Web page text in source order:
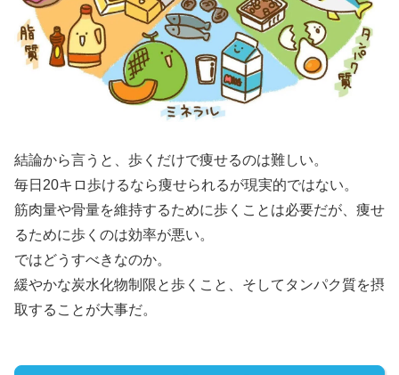
結論から言うと、歩くだけで痩せるのは難しい。
毎日20キロ歩けるなら痩せられるが現実的ではない。
筋肉量や骨量を維持するために歩くことは必要だが、痩せ
るために歩くのは効率が悪い。
ではどうすべきなのか。
緩やかな炭水化物制限と歩くこと、そしてタンパク質を摂
取することが大事だ。